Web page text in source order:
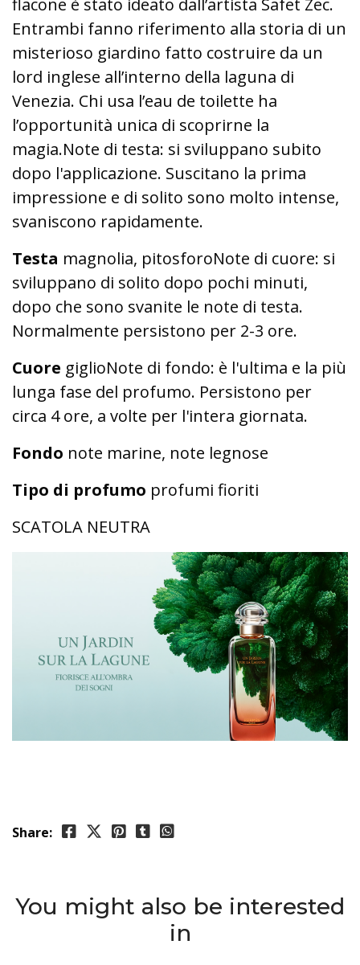
flacone è stato ideato dall’artista Safet Zec.
Entrambi fanno riferimento alla storia di un
misterioso giardino fatto costruire da un
lord inglese all’interno della laguna di
Venezia. Chi usa l’eau de toilette ha
l’opportunità unica di scoprirne la
magia.Note di testa: si sviluppano subito
dopo l'applicazione. Suscitano la prima
impressione e di solito sono molto intense,
svaniscono rapidamente.
Testa magnolia, pitosforoNote di cuore: si
sviluppano di solito dopo pochi minuti,
dopo che sono svanite le note di testa.
Normalmente persistono per 2-3 ore.
Cuore giglioNote di fondo: è l'ultima e la più
lunga fase del profumo. Persistono per
circa 4 ore, a volte per l'intera giornata.
Fondo note marine, note legnose
Tipo di profumo profumi fioriti
SCATOLA NEUTRA
Share:
You might also be interested
in